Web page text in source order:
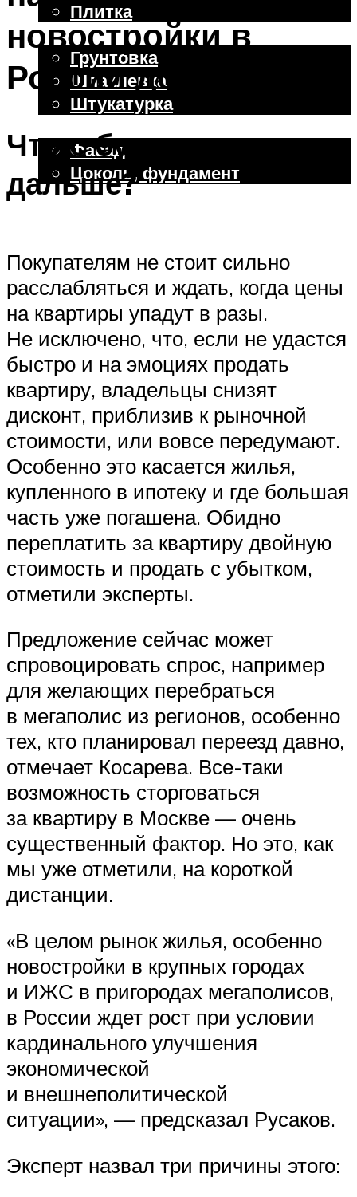
Плитка
Отделочные работы
Грунтовка
Шпаклевка
Штукатурка
Фасад
Цоколь, фундамент
новостройки в
России до 30%
Что с будет с ценами
дальше?
Покупателям не стоит сильно
расслабляться и ждать, когда цены
на квартиры упадут в разы.
Не исключено, что, если не удастся
быстро и на эмоциях продать
квартиру, владельцы снизят
дисконт, приблизив к рыночной
стоимости, или вовсе передумают.
Особенно это касается жилья,
купленного в ипотеку и где большая
часть уже погашена. Обидно
переплатить за квартиру двойную
стоимость и продать с убытком,
отметили эксперты.
Предложение сейчас может
спровоцировать спрос, например
для желающих перебраться
в мегаполис из регионов, особенно
тех, кто планировал переезд давно,
отмечает Косарева. Все-таки
возможность сторговаться
за квартиру в Москве — очень
существенный фактор. Но это, как
мы уже отметили, на короткой
дистанции.
«В целом рынок жилья, особенно
новостройки в крупных городах
и ИЖС в пригородах мегаполисов,
в России ждет рост при условии
кардинального улучшения
экономической
и внешнеполитической
ситуации», — предсказал Русаков.
Эксперт назвал три причины этого: